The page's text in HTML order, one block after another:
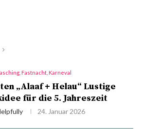
Fastnacht, Karneval
„Alaaf + Helau“ Lustige
für die 5. Jahreszeit
24. Januar 2026